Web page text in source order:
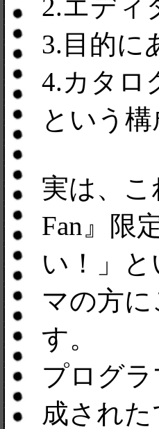
2.エディ
3.目的に
4.カタロ
という
実は、こ
Fan』限
い！」
マの方
す。
プログ
成され